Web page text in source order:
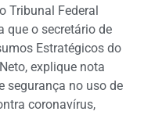
Tribunal Federal
que o secretário de
Estratégicos do
explique nota
segurança no uso de
coronavírus,